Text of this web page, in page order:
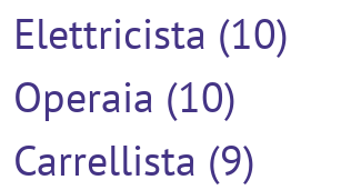
Elettricista (10)
Operaia (10)
Carrellista (9)